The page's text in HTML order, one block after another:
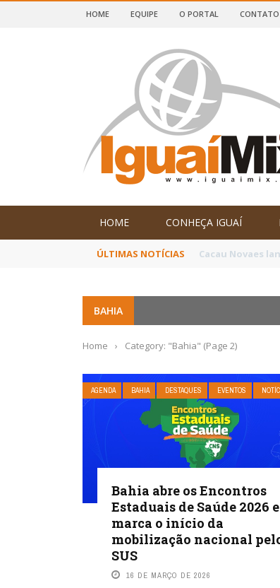
E SUDOESTE DA BAHIA
HOME EQUIPE O PORTAL CONTATO
HOME CONHEÇA IGUAÍ
ÚLTIMAS NOTÍCIAS Poetas baianos
BAHIA
Home › Category: "Bahia" (Page 2)
AGENDA BAHIA DESTAQUES EVENTOS
Bahia abre os Encontros
Estaduais de Saúde 2026 e
marca o início da
mobilização nacional
SUS
16 DE MARÇO DE 2026